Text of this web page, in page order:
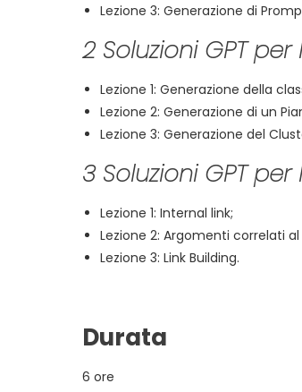
Lezione 3: Generazione di
2 Soluzioni GPT per
Lezione 1: Generazione della
Lezione 2: Generazione di un
Lezione 3: Generazione del
3 Soluzioni GPT per
Lezione 1: Internal link;
Lezione 2: Argomenti correlati
Lezione 3: Link Building.
Durata
6 ore